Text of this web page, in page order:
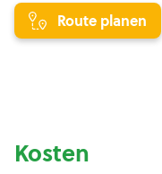
Route planen
Kosten